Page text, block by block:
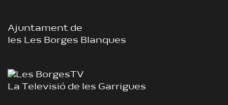
Ajuntament de
les Les Borges Blanques
La Televisió de les Garrigues